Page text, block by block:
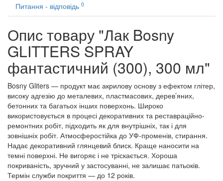
Питання - відповідь 0
Опис товару "Лак Bosny
GLITTERS SPRAY
фантастичний (300), 300 мл"
Bosny Gliters — продукт має акрилову основу з ефектом глітер,
високу адгезію до металевих, пластмасових, дерев’яних,
бетонних та багатьох інших поверхонь. Широко
використовується в процесі декоративних та реставраційно-
ремонтних робіт, підходить як для внутрішніх, так і для
зовнішніх робіт. Атмосферостійка до УФ-променів, стирання.
Надає декоративний глянцевий блиск. Краще наносити на
темні поверхні. Не вигоряє і не тріскається. Хороша
покриваність, зручний у застосуванні, не залишає патьоків.
Термін служби покриття — до 12 років.